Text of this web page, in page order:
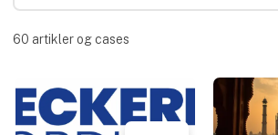
60 artikler og cases